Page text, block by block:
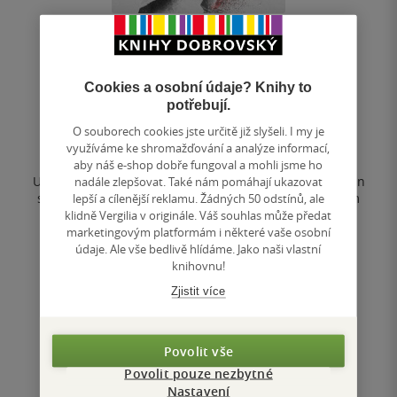
Druhý život Adolfa Eichmanna
Ariel Magnus
z
5
hvězdiček
E-kniha
Už od konce války se strůjce holocaustu Adolf Eichmann
skrývá před spravedlností. Roku 1950 se pod falešným
jménem Ricardo Klement usadí...
Nedostupné
Cookies a osobní údaje? Knihy to
potřebují.
O souborech cookies jste určitě již slyšeli. I my je
využíváme ke shromažďování a analýze informací,
aby náš e-shop dobře fungoval a mohli jsme ho
nadále zlepšovat. Také nám pomáhají ukazovat
lepší a cílenější reklamu. Žádných 50 odstínů, ale
klidně Vergilia v originále. Váš souhlas může předat
marketingovým platformám i některé vaše osobní
údaje. Ale vše bedlivě hlídáme. Jako naši vlastní
knihovnu!
Zjistit více
Povolit vše
Povolit pouze nezbytné
Nastavení